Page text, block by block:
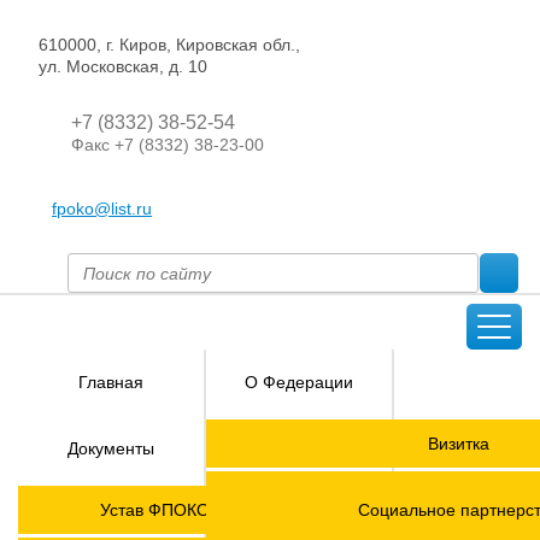
610000, г. Киров, Кировская обл.,
ул. Московская, д. 10
+7 (8332) 38-52-54
Факс +7 (8332) 38-23-00
fpoko@list.ru
Главная О Федерации
Визитка
Документы
Устав ФПОКО с изменениями от 2026 года
Социальное
Членские